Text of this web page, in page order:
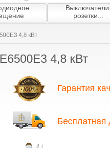
4,8 кВт
4,8 кВт
Гарантия
подбору партнёров/
ю гарантию качества всех
нас вы найдёте только
завозятся в Украину
Бесплатная
Выключатели,
розетки...